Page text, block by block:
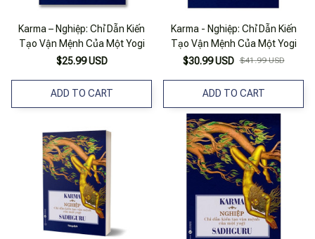
Karma – Nghiệp: Chỉ Dẫn Kiến
Tạo Vận Mệnh Của Một Yogi
$25.99 USD
ADD TO CART
Karma - Nghiệp: Chỉ Dẫn Kiến
Tạo Vận Mệnh Của Một Yogi
$30.99 USD $41.99 USD
ADD TO CART